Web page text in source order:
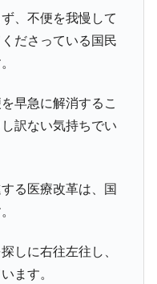
、不便を我慢して
ださっている国民
早急に解消するこ
訳ない気持ちでい
る医療改革は、国
しに右往左往し、
ます。